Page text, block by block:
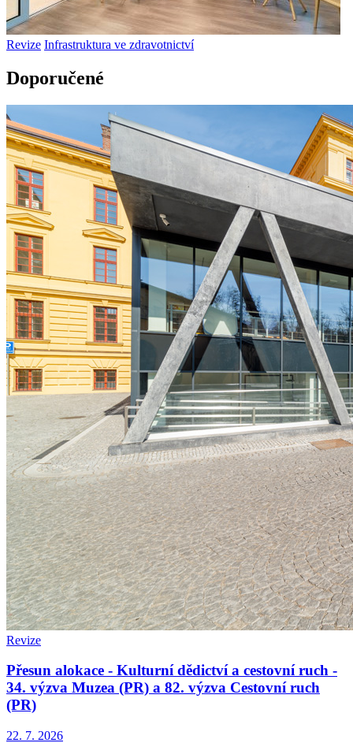
Revize Infrastruktura ve zdravotnictví
Doporučené
Revize
Přesun alokace - Kulturní dědictví a cestovní ruch -
34. výzva Muzea (PR) a 82. výzva Cestovní ruch
(PR)
22. 7. 2026